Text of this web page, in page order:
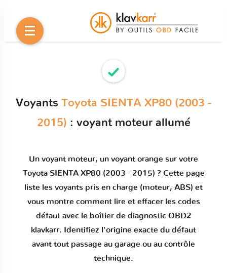
Voyants Toyota SIENTA XP80 (2003 -
2015) : voyant moteur allumé
Un voyant moteur, un voyant orange sur votre
Toyota SIENTA XP80 (2003 - 2015) ? Cette page
liste les voyants pris en charge (moteur, ABS) et
vous montre comment lire et effacer les codes
défautavec le boîtier de diagnostic OBD2
klavkarr. Identifiez l'origine exacte du défaut
avant tout passage au garage ou au contrôle
technique.